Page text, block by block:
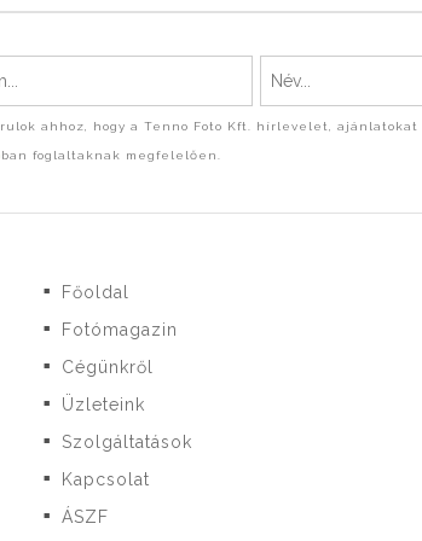
ahhoz, hogy a Tenno Foto Kft. hírlevelet,
ban foglaltaknak megfelelően.
■ Főoldal
■ Fotómagazin
■ Cégünkről
■ Üzleteink
■ Szolgáltatások
■ Kapcsolat
■ ÁSZF